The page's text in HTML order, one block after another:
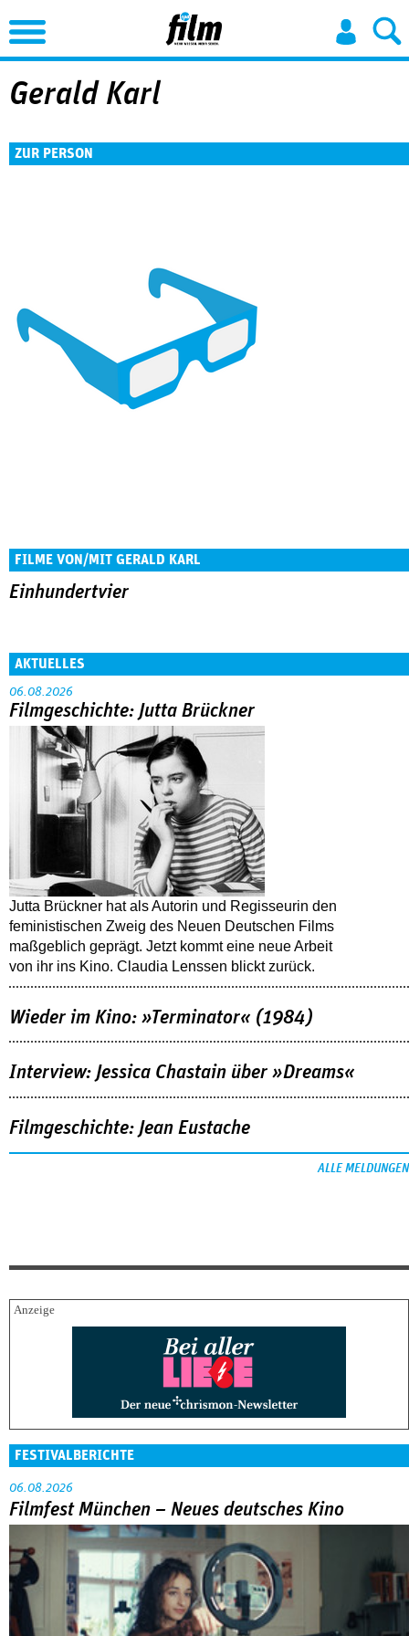
Jump to Navigation
Gerald Karl
ZUR PERSON
FILME VON/MIT GERALD KARL
Einhundertvier
AKTUELLES
06.08.2026
Filmgeschichte: Jutta Brückner
Jutta Brückner hat als Autorin und Regisseurin den
feministischen Zweig des Neuen Deutschen Films
maßgeblich geprägt. Jetzt kommt eine neue Arbeit
von ihr ins Kino. Claudia Lenssen blickt zurück.
Wieder im Kino: »Terminator« (1984)
Interview: Jessica Chastain über »Dreams«
Filmgeschichte: Jean Eustache
ALLE MELDUNGEN
FESTIVALBERICHTE
06.08.2026
Filmfest München – Neues deutsches Kino